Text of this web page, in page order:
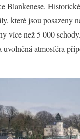
Blankenese.
které jsou posazeny
více než 5 000
atmosféra